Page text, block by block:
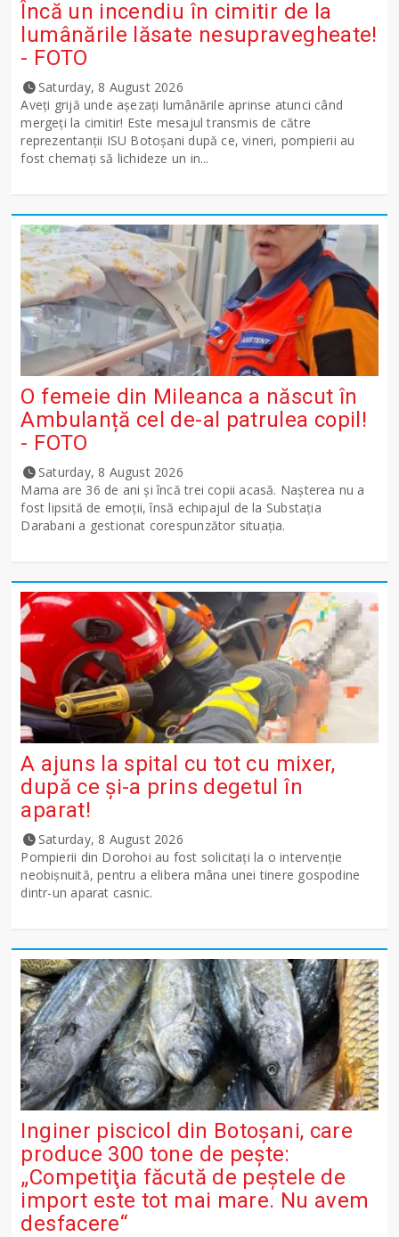
Încă un incendiu în cimitir de la
lumânările lăsate nesupravegheate!
- FOTO
Saturday, 8 August 2026
Aveți grijă unde așezați lumânările aprinse atunci când
mergeți la cimitir! Este mesajul transmis de către
reprezentanții ISU Botoșani după ce, vineri, pompierii au
fost chemați să lichideze un in...
O femeie din Mileanca a născut în
Ambulanță cel de-al patrulea copil!
- FOTO
Saturday, 8 August 2026
Mama are 36 de ani și încă trei copii acasă. Nașterea nu a
fost lipsită de emoții, însă echipajul de la Substația
Darabani a gestionat corespunzător situația.
A ajuns la spital cu tot cu mixer,
după ce și-a prins degetul în
aparat!
Saturday, 8 August 2026
Pompierii din Dorohoi au fost solicitați la o intervenție
neobișnuită, pentru a elibera mâna unei tinere gospodine
dintr-un aparat casnic.
Inginer piscicol din Botoşani, care
produce 300 tone de peşte:
„Competiţia făcută de peştele de
import este tot mai mare. Nu avem
desfacere“